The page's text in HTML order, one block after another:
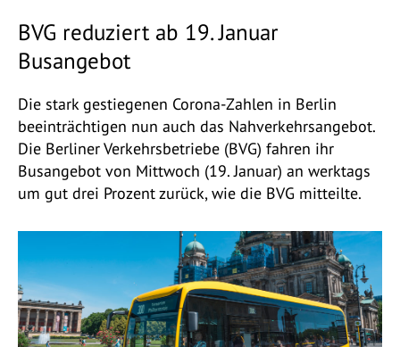
BVG reduziert ab 19. Januar
Busangebot
Die stark gestiegenen Corona-Zahlen in Berlin
beeinträchtigen nun auch das Nahverkehrsangebot.
Die Berliner Verkehrsbetriebe (BVG) fahren ihr
Busangebot von Mittwoch (19. Januar) an werktags
um gut drei Prozent zurück, wie die BVG mitteilte.